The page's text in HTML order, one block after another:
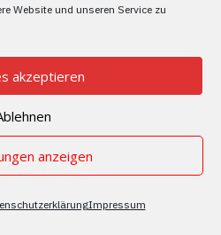
Website und unseren Service zu
akzeptieren
anzeigen
Impressum